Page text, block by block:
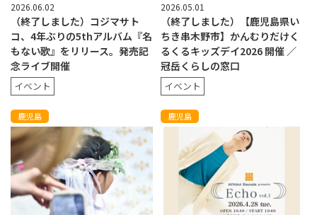
2026.06.02
（終了しました）コジマサト
コ、4年ぶりの5thアルバム『名
もない歌』をリリース。発売記
念ライブ開催
イベント
2026.05.01
（終了しました）【鹿児島県い
ちき串木野市】かんむりだけく
るくるキッズデイ2026 開催 ／
冠岳くらしの窓口
イベント
鹿児島 鹿児島